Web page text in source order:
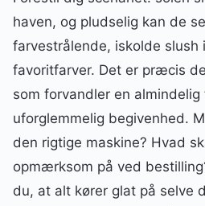
haven, og pludselig kan de
farvestrålende, iskolde slush
favoritfarver. Det er præcis
som forvandler en
uforglemmelig begivenhed.
den rigtige maskine? Hvad
opmærksom på ved
du, at alt kører glat på selve